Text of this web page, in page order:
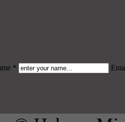
*